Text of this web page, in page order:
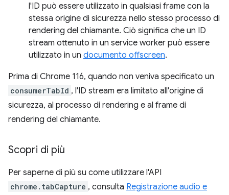
l'ID può essere utilizzato in qualsiasi frame con la
stessa origine di sicurezza nello stesso processo di
rendering del chiamante. Ciò significa che un ID
stream ottenuto in un service worker può essere
utilizzato in un documento offscreen.
Prima di Chrome 116, quando non veniva specificato un
consumerTabId , l'ID stream era limitato all'origine di
sicurezza, al processo di rendering e al frame di
rendering del chiamante.
Scopri di più
Per saperne di più su come utilizzare l'API
chrome.tabCapture , consulta Registrazione audio e